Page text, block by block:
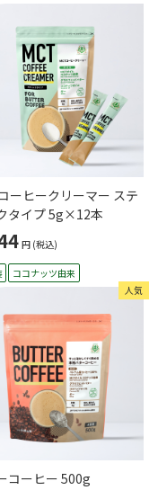
ーヒークリーマー ステ
タイプ 5g×12本
円 (税込)
ココナッツ由来
人気
コーヒー 500g